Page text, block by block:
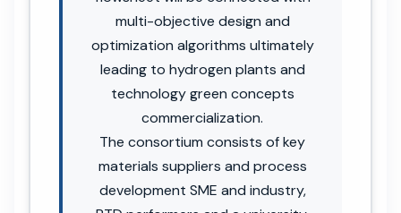
multi-objective design and
optimization algorithms ultimately
leading to hydrogen plants and
technology green concepts
commercialization.
The consortium consists of key
materials suppliers and process
development SME and industry,